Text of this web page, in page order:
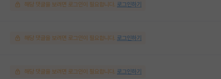
해당 댓글을 보려면 로그인이 필요합니다. 로그인하기
해당 댓글을 보려면 로그인이 필요합니다. 로그인하기
해당 댓글을 보려면 로그인이 필요합니다. 로그인하기